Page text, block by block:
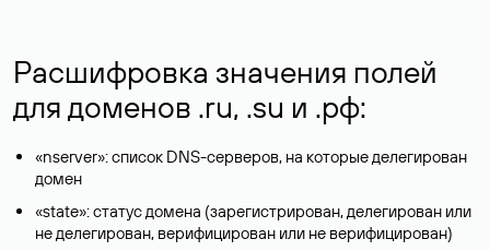
Расшифровка значения полей
для доменов .ru, .su и .рф:
«nserver»: список DNS-серверов, на которые делегирован
домен
«state»: статус домена (зарегистрирован, делегирован или
не делегирован, верифицирован или не верифицирован)